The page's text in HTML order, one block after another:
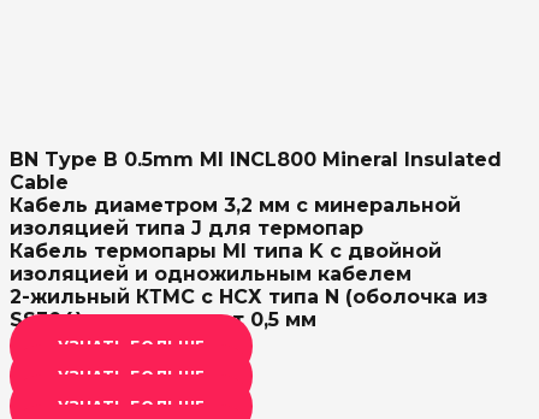
BN Type B 0.5mm MI INCL800 Mineral Insulated
Cable
Кабель диаметром 3,2 мм с минеральной
изоляцией типа J для термопар
Кабель термопары MI типа K с двойной
изоляцией и одножильным кабелем
2-жильный КТМС с НСХ типа N (оболочка из
SS304) диаметром от 0,5 мм
УЗНАТЬ БОЛЬШЕ
УЗНАТЬ БОЛЬШЕ
УЗНАТЬ БОЛЬШЕ